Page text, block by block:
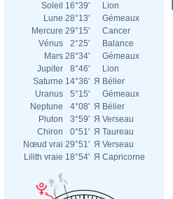
Soleil 16°39'
Lion
Lune 28°13'
Gémeaux
Mercure 29°15'
Cancer
Vénus
2°25'
Balance
Mars 28°34'
Gémeaux
Jupiter
8°46'
Lion
Saturne 14°36' Я Bélier
Uranus
5°15'
Gémeaux
Neptune
4°08' Я Bélier
Pluton
3°59' Я Verseau
Chiron
0°51' Я Taureau
Nœud vrai 29°51' Я Verseau
Lilith vraie 18°54' Я Capricorne